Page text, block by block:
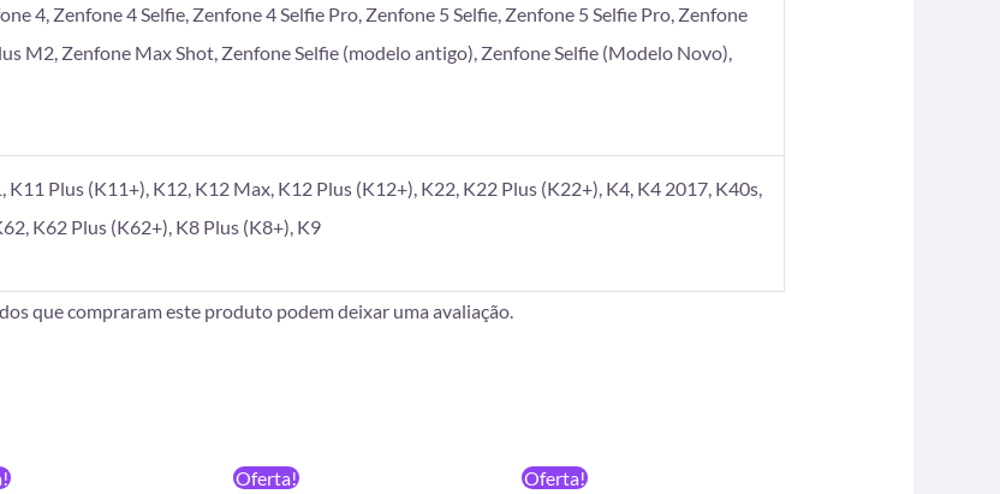
4, Zenfone 4 Selfie, Zenfone 4 Selfie Pro, Zenfone 5 Selfie, Zenfone 5 Selfie Pro, Zenfone
M2, Zenfone Max Shot, Zenfone Selfie (modelo antigo), Zenfone Selfie (Modelo Novo),
Plus (K11+), K12, K12 Max, K12 Plus (K12+), K22, K22 Plus (K22+), K4, K4 2017, K40s,
K62 Plus (K62+), K8 Plus (K8+), K9
que compraram este produto podem deixar uma avaliação.
Oferta! Oferta!